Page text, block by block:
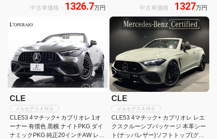
ジ・AMGダイナミックパッケージ・
サラウンドシステム
中古車価格： 1326.7万円
ター エアバランスパッケージ エナジ
ステアリング 360度カメラ ブルメス
ター 新車保証継承
中古車価格： 1327万円
CLE
メルセデスＡＭＧ
CLE53 4マチック+ カブリオレ 1オ
ーナー 有償色 黒幌 ナイトPKG ダイ
ナミックPKG 純正20インチAW レッ
CLE
メルセデスＡＭＧ
CLE53 4マチック+ カブリオレ レエ
クスクルーシブパッケージ 本革シー
ト(ナッパレザー)ソフトトップ(グレ